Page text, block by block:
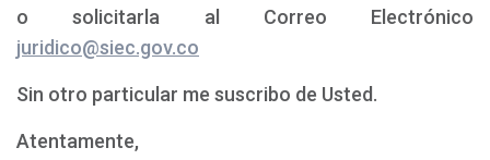
o solicitarla al Correo Electrónico
juridico@siec.gov.co
Sin otro particular me suscribo de Usted.
Atentamente,